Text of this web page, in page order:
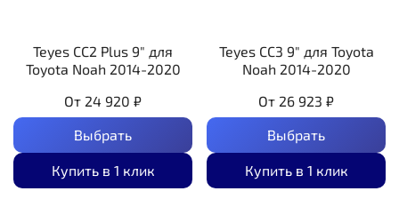
Teyes CC2 Plus 9" для
Toyota Noah 2014-2020
От 24 920 ₽
Выбрать
Купить в 1 клик
Teyes CC3 9" для Toyota
Noah 2014-2020
От 26 923 ₽
Выбрать
Купить в 1 клик